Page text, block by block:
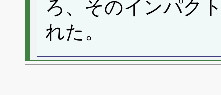
ろ、そのインパク
れた。